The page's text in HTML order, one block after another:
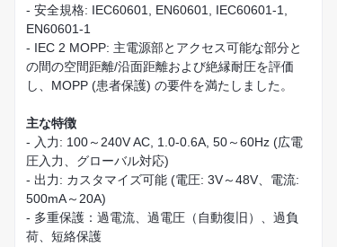
- 安全規格: IEC60601, EN60601, IEC60601-1,
EN60601-1
- IEC 2 MOPP: 主電源部とアクセス可能な部分と
の間の空間距離/沿面距離および絶縁耐圧を評価
し、MOPP (患者保護) の要件を満たしました。
主な特徴
- 入力: 100～240V AC, 1.0-0.6A, 50～60Hz (広電
圧入力、グローバル対応)
- 出力: カスタマイズ可能 (電圧: 3V～48V、電流:
500mA～20A)
- 多重保護：過電流、過電圧（自動復旧）、過負
荷、短絡保護